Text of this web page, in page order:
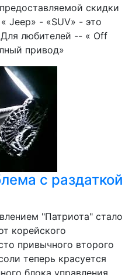
скидки
Jeep» - «SUV» - это
любителей -- « Off
привод»
с раздаткой
"Патриота" стало
корейского
привычного второго
теперь красуется
блока управления